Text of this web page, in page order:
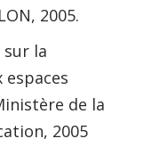
2005.
la
de la
2005